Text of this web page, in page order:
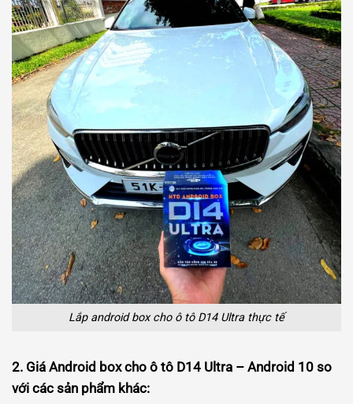
Lắp android box cho ô tô D14 Ultra thực tế
2. Giá Android box cho ô tô D14 Ultra – Android 10 so
với các sản phẩm khác: